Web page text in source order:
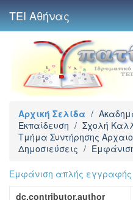
ΤΕΙ Αθήνας
Αρχική Σελίδα /
Εκπαίδευση / Σχολή
Τμήμα Συντήρησης
Δημοσιεύσεις /
Εμφάνιση απλής εγγραφής
dc.contributor.author